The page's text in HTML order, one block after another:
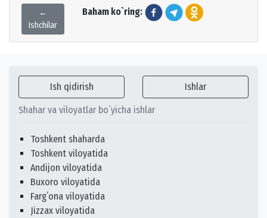
←
Ishchilar
Baham ko`ring:
Ish qidirish Ishlar
Shahar va viloyatlar bo`yicha ishlar
Toshkent shaharda
Toshkent viloyatida
Andijon viloyatida
Buxoro viloyatida
Fargʻona viloyatida
Jizzax viloyatida